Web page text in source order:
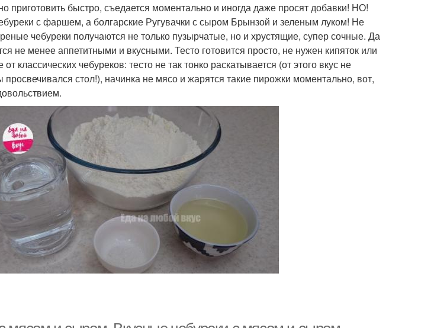
приготовить быстро, съедается моментально и иногда даже просят добавки! НО!
с фаршем, а болгарские Ругувачки с сыром Брынзой и зеленым луком! Не
чебуреки получаются не только пузырчатые, но и хрустящие, супер сочные. Да
не менее аппетитными и вкусными. Тесто готовится просто, не нужен кипяток или
классических чебуреков: тесто не так тонко раскатывается (от этого вкус не
стол!), начинка не мясо и жарятся такие пирожки моментально, вот,